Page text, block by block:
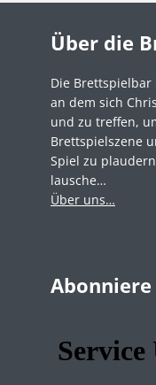
Über die
Die
an dem sich
und zu treffen,
Brettspielszene
Spiel zu
lausche…
Über uns…
Abonniere